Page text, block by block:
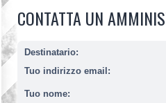
CONTATTA UN
Destinatario:
Tuo indirizzo email:
Tuo nome: